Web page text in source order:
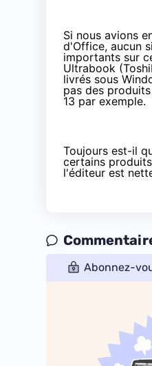
Si nous avions
d'Office, aucun
importants sur
Ultrabook
livrés sous
pas des
13 par exemple.
Toujours est-il
certains
l'éditeur est
Abonnez-